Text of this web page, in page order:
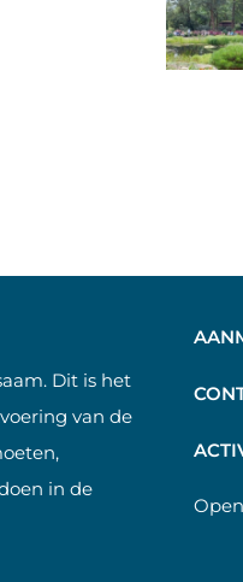
Dit is het
van de
in de
C
A